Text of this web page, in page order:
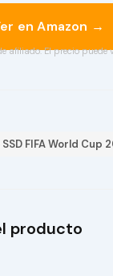
en Amazon →
afiliado. El precio puede
FIFA World Cup
producto